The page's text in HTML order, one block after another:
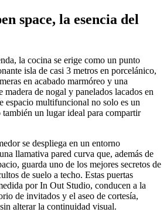
space, la esencia del
la cocina se erige como un punto
isla de casi 3 metros en porcelánico,
en acabado marmóreo y una
de nogal y panelados lacados en
espacio multifuncional no solo es un
un lugar ideal para compartir
se despliega en un entorno
llamativa pared curva que, además de
guarda uno de los mejores secretos de
de suelo a techo. Estas puertas
por In Out Studio, conducen a la
de invitados y el aseo de cortesía,
alterar la continuidad visual.